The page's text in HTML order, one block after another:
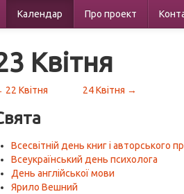
Календар Про проект
Квітня
22 Квітня 24 Квітня →
Всесвітній день книг і авторського
Всеукраїнський день психолога
День англійської мови
Ярило Вешний